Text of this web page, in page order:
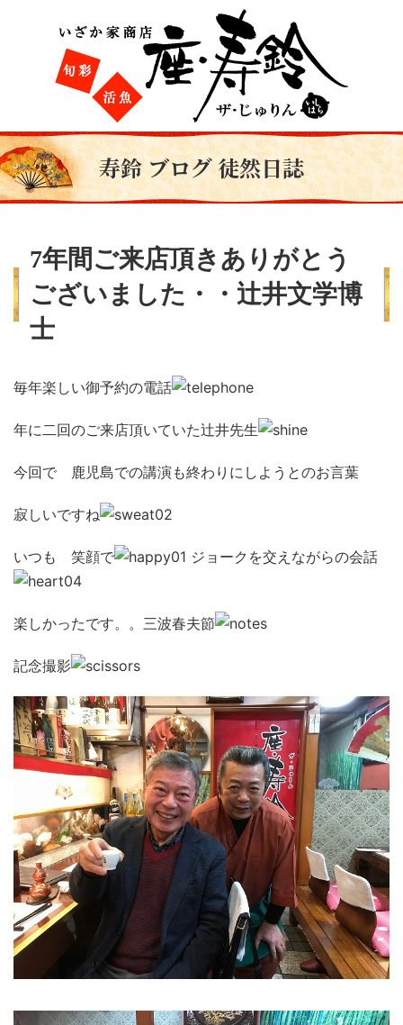
寿鈴 ブログ 徒然日誌
7年間ご来店頂きありがとう
ございました・・辻井文学博
士
毎年楽しい御予約の電話
年に二回のご来店頂いていた辻井先生
今回で 鹿児島での講演も終わりにしようとのお言葉
寂しいですね
いつも 笑顔で ジョークを交えながらの会話
楽しかったです。。三波春夫節
記念撮影